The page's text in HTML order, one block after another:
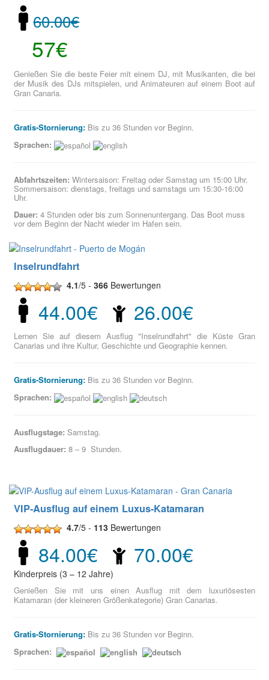
60.00€
57€
Genießen Sie die beste Feier mit einem DJ, mit Musikanten, die bei
der Musik des DJs mitspielen, und Animateuren auf einem Boot auf
Gran Canaria.
Gratis-Stornierung: Bis zu 36 Stunden vor Beginn.
Sprachen:
Abfahrtszeiten:Wintersaison: Freitag oder Samstag um 15:00 Uhr.
Sommersaison: dienstags, freitags und samstags um 15:30-16:00
Uhr.
Dauer:4 Stunden oder bis zum Sonnenuntergang. Das Boot muss
vor dem Beginn der Nacht wieder im Hafen sein.
Inselrundfahrt
4.1/5 -366 Bewertungen
44.00€ 26.00€
Lernen Sie auf diesem Ausflug "Inselrundfahrt" die Küste Gran
Canarias und ihre Kultur, Geschichte und Geographie kennen.
Gratis-Stornierung: Bis zu 36 Stunden vor Beginn.
Sprachen:
Ausflugstage: Samstag.
Ausflugdauer: 8 – 9 Stunden.
VIP-Ausflug auf einem Luxus-Katamaran
4.7/5 - 113 Bewertungen
84.00€ 70.00€
Kinderpreis (3 – 12 Jahre)
Genießen Sie mit uns einen Ausflug mit dem luxuriösesten
Katamaran (der kleineren Größenkategorie) Gran Canarias.
Gratis-Stornierung: Bis zu 36 Stunden vor Beginn.
Sprachen: